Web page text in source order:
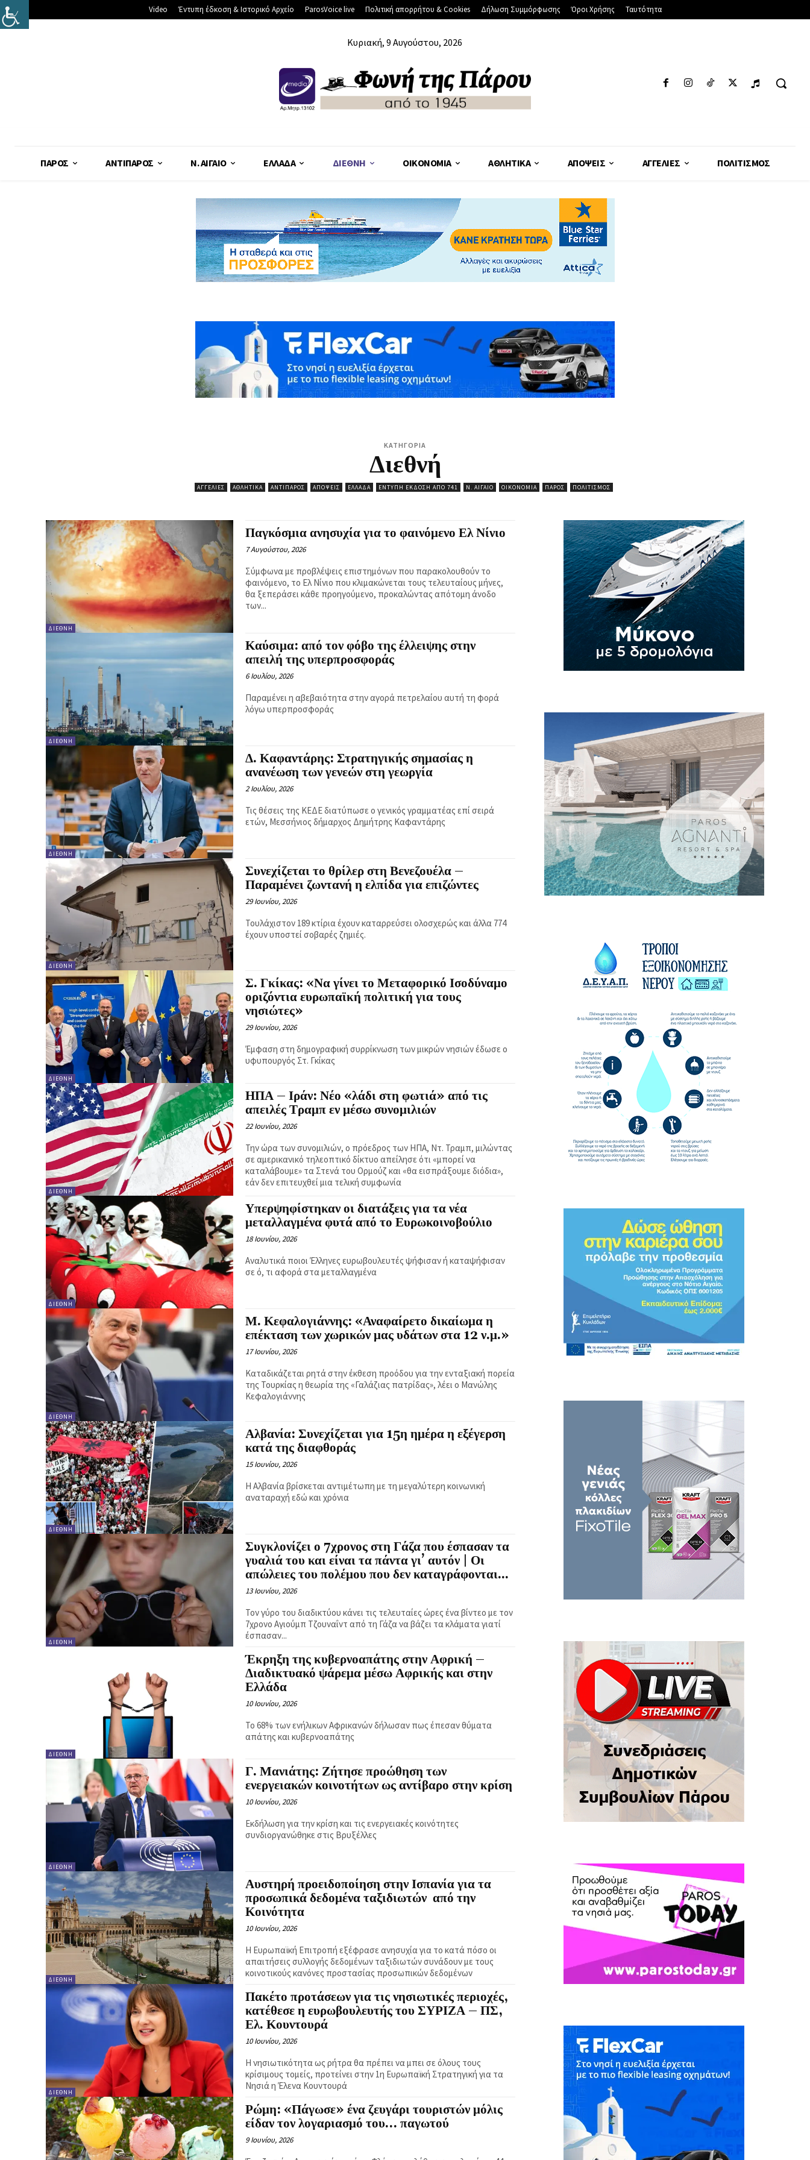
Video Έντυπη έδκοση & Ιστορικό Αρχείο ParosVoice live Πολιτική απορρήτου & Cookies Δήλωση Συμμόρφωσης Όροι Χρήσης Ταυτότητα
Κυριακή, 9 Αυγούστου, 2026
ΠΆΡΟΣ ΑΝΤΊΠΑΡΟΣ Ν. ΑΙΓΑΊΟ ΕΛΛΆΔΑ ΔΙΕΘΝΉ ΟΙΚΟΝΟΜΊΑ ΑΘΛΗΤΙΚΆ ΑΠΌΨΕΙΣ ΑΓΓΕΛΊΕΣ ΠΟΛΙΤΙΣΜΌΣ
ΚΑΤΗΓΟΡΙΑ
Διεθνή
ΑΓΓΕΛΊΕΣ ΑΘΛΗΤΙΚΆ ΑΝΤΊΠΑΡΟΣ ΑΠΌΨΕΙΣ ΕΛΛΆΔΑ ΈΝΤΥΠΗ ΈΚΔΟΣΗ ΑΠΌ 741 Ν. ΑΙΓΑΊΟ ΟΙΚΟΝΟΜΊΑ ΠΆΡΟΣ ΠΟΛΙΤΙΣΜΌΣ
ΔΙΕΘΝΉ
Παγκόσμια ανησυχία για το φαινόμενο Ελ Νίνιο
7 Αυγούστου, 2026
Σύμφωνα με προβλέψεις επιστημόνων που παρακολουθούν το
φαινόμενο, το Ελ Νίνιο που κλιμακώνεται τους τελευταίους μήνες,
θα ξεπεράσει κάθε προηγούμενο, προκαλώντας απότομη άνοδο
των...
ΔΙΕΘΝΉ
Καύσιμα: από τον φόβο της έλλειψης στην
απειλή της υπερπροσφοράς
6 Ιουλίου, 2026
Παραμένει η αβεβαιότητα στην αγορά πετρελαίου αυτή τη φορά
λόγω υπερπροσφοράς
ΔΙΕΘΝΉ
Δ. Καφαντάρης: Στρατηγικής σημασίας η
ανανέωση των γενεών στη γεωργία
2 Ιουλίου, 2026
Τις θέσεις της ΚΕΔΕ διατύπωσε ο γενικός γραμματέας επί σειρά
ετών, Μεσσήνιος δήμαρχος Δημήτρης Καφαντάρης
ΔΙΕΘΝΉ
Συνεχίζεται το θρίλερ στη Βενεζουέλα –
Παραμένει ζωντανή η ελπίδα για επιζώντες
29 Ιουνίου, 2026
Τουλάχιστον 189 κτίρια έχουν καταρρεύσει ολοσχερώς και άλλα 774
έχουν υποστεί σοβαρές ζημιές.
ΔΙΕΘΝΉ
Σ. Γκίκας: «Να γίνει το Μεταφορικό Ισοδύναμο
οριζόντια ευρωπαϊκή πολιτική για τους
νησιώτες»
29 Ιουνίου, 2026
Έμφαση στη δημογραφική συρρίκνωση των μικρών νησιών έδωσε ο
υφυπουργός Στ. Γκίκας
ΔΙΕΘΝΉ
ΗΠΑ – Ιράν: Νέο «λάδι στη φωτιά» από τις
απειλές Τραμπ εν μέσω συνομιλιών
22 Ιουνίου, 2026
Την ώρα των συνομιλιών, ο πρόεδρος των ΗΠΑ, Ντ. Τραμπ, μιλώντας
σε αμερικανικό τηλεοπτικό δίκτυο απείλησε ότι «μπορεί να
καταλάβουμε» τα Στενά του Ορμούζ και «θα εισπράξουμε διόδια»,
εάν δεν επιτευχθεί μια τελική συμφωνία
ΔΙΕΘΝΉ
Υπερψηφίστηκαν οι διατάξεις για τα νέα
μεταλλαγμένα φυτά από το Ευρωκοινοβούλιο
18 Ιουνίου, 2026
Αναλυτικά ποιοι Έλληνες ευρωβουλευτές ψήφισαν ή καταψήφισαν
σε ό, τι αφορά στα μεταλλαγμένα
ΔΙΕΘΝΉ
Μ. Κεφαλογιάννης: «Αναφαίρετο δικαίωμα η
επέκταση των χωρικών μας υδάτων στα 12 ν.μ.»
17 Ιουνίου, 2026
Καταδικάζεται ρητά στην έκθεση προόδου για την ενταξιακή πορεία
της Τουρκίας η θεωρία της «Γαλάζιας πατρίδας», λέει ο Μανώλης
Κεφαλογιάννης
ΔΙΕΘΝΉ
Αλβανία: Συνεχίζεται για 15η ημέρα η εξέγερση
κατά της διαφθοράς
15 Ιουνίου, 2026
Η Αλβανία βρίσκεται αντιμέτωπη με τη μεγαλύτερη κοινωνική
αναταραχή εδώ και χρόνια
ΔΙΕΘΝΉ
Συγκλονίζει ο 7χρονος στη Γάζα που έσπασαν τα
γυαλιά του και είναι τα πάντα γι’ αυτόν | Οι
απώλειες του πολέμου που δεν καταγράφονται...
13 Ιουνίου, 2026
Τον γύρο του διαδικτύου κάνει τις τελευταίες ώρες ένα βίντεο με τον
7χρονο Αγιούμπ Τζουναΐντ από τη Γάζα να βάζει τα κλάματα γιατί
έσπασαν...
ΔΙΕΘΝΉ
Έκρηξη της κυβερνοαπάτης στην Αφρική –
Διαδικτυακό ψάρεμα μέσω Αφρικής και στην
Ελλάδα
10 Ιουνίου, 2026
Το 68% των ενήλικων Αφρικανών δήλωσαν πως έπεσαν θύματα
απάτης και κυβερνοαπάτης
ΔΙΕΘΝΉ
Γ. Μανιάτης: Ζήτησε προώθηση των
ενεργειακών κοινοτήτων ως αντίβαρο στην κρίση
10 Ιουνίου, 2026
Εκδήλωση για την κρίση και τις ενεργειακές κοινότητες
συνδιοργανώθηκε στις Βρυξέλλες
ΔΙΕΘΝΉ
Αυστηρή προειδοποίηση στην Ισπανία για τα
προσωπικά δεδομένα ταξιδιωτών από την
Κοινότητα
10 Ιουνίου, 2026
Η Ευρωπαϊκή Επιτροπή εξέφρασε ανησυχία για το κατά πόσο οι
απαιτήσεις συλλογής δεδομένων ταξιδιωτών συνάδουν με τους
κοινοτικούς κανόνες προστασίας προσωπικών δεδομένων
ΔΙΕΘΝΉ
Πακέτο προτάσεων για τις νησιωτικές περιοχές,
κατέθεσε η ευρωβουλευτής του ΣΥΡΙΖΑ – ΠΣ,
Ελ. Κουντουρά
10 Ιουνίου, 2026
Η νησιωτικότητα ως ρήτρα θα πρέπει να μπει σε όλους τους
κρίσιμους τομείς, προτείνει στην 1η Ευρωπαϊκή Στρατηγική για τα
Νησιά η Έλενα Κουντουρά
Ρώμη: «Πάγωσε» ένα ζευγάρι τουριστών μόλις
είδαν τον λογαριασμό του… παγωτού
9 Ιουνίου, 2026